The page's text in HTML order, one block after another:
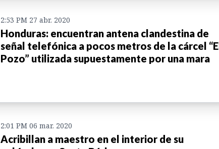
2:53 PM 27 abr. 2020
Honduras: encuentran antena clandestina de
señal telefónica a pocos metros de la cárcel “El
Pozo” utilizada supuestamente por una mara
2:01 PM 06 mar. 2020
Acribillan a maestro en el interior de su